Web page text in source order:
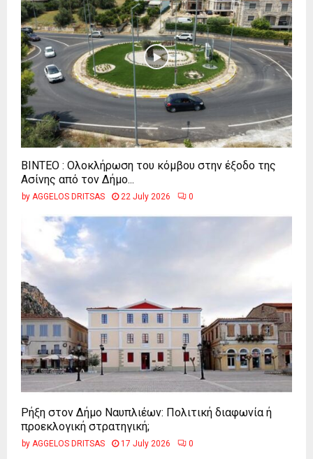
ΒΙΝΤΕΟ : Ολοκλήρωση του κόμβου στην έξοδο της
Ασίνης από τον Δήμο...
by AGGELOS DRITSAS 22 July 2026 0
Ρήξη στον Δήμο Ναυπλιέων: Πολιτική διαφωνία ή
προεκλογική στρατηγική;
by AGGELOS DRITSAS 17 July 2026 0